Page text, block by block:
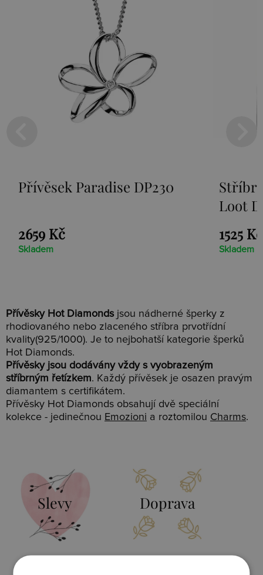
Přívěsek Paradise DP230
2659 Kč
Skladem
Loot
1525 Kč
Skladem
Přívěsky Hot Diamonds jsou nádherné šperky z
rhodiovaného nebo zlaceného stříbra prvotřídní
kvality(925/1000). Je to nejbohatší kategorie šperků
Hot Diamonds.
Přívěsky jsou dodávány vždy s vyobrazeným
stříbrným řetízkem. Každý přívěsek je osazen pravým
diamantem s certifikátem.
Přívěsky Hot Diamonds obsahují dvě speciální
kolekce - jedinečnou Emozioni a roztomilou Charms.
Slevy Doprava